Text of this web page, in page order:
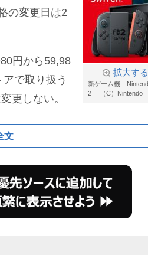
拡大する
新ゲーム機「
2」 （C）Nintendo
の変更日は2
円から59,98
で取り扱う
更しない。
文